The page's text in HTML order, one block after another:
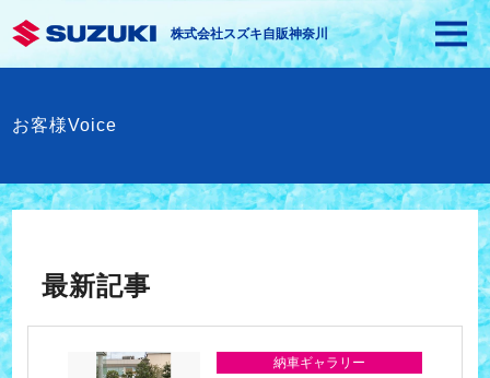
株式会社スズキ自販神奈川
お客様Voice
最新記事
納車ギャラリー